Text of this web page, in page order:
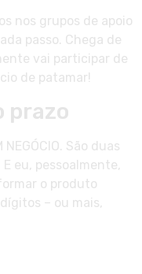
nos grupos de apoio
passo. Chega de
vai participar de
de patamar!
prazo
São duas
eu, pessoalmente,
o produto
– ou mais,